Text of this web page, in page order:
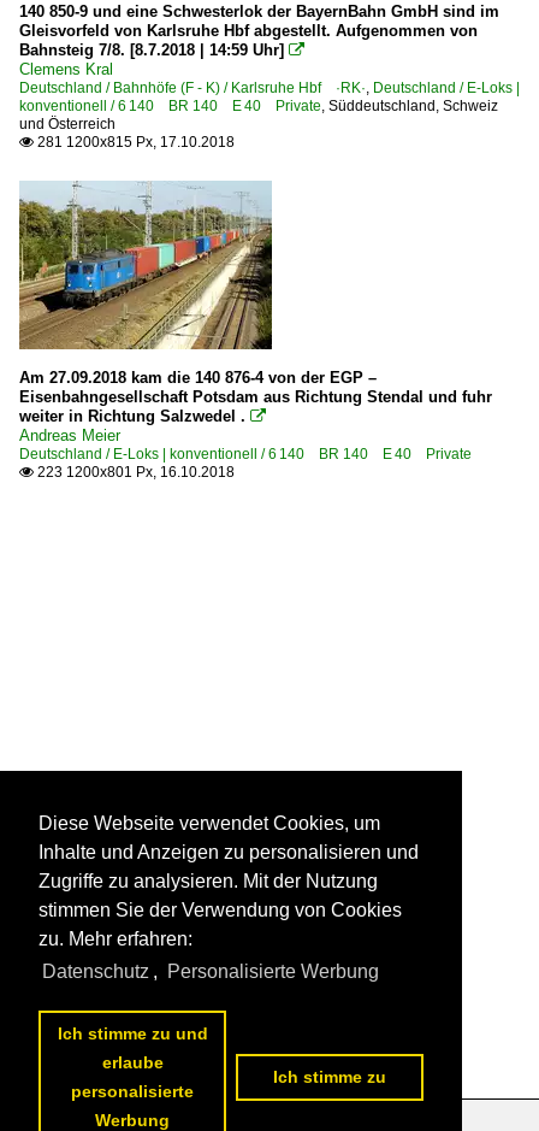
140 850-9 und eine Schwesterlok der BayernBahn GmbH sind im
Gleisvorfeld von Karlsruhe Hbf abgestellt. Aufgenommen von
Bahnsteig 7/8. [8.7.2018 | 14:59 Uhr] 
Clemens Kral
Deutschland / Bahnhöfe (F - K) / Karlsruhe Hbf ·RK· Deutschland / E-Loks |
konventionell / 6 140 BR 140 E 40 Private Süddeutschland, Schweiz
und Österreich
 281 1200x815 Px, 17.10.2018
Am 27.09.2018 kam die 140 876-4 von der EGP –
Eisenbahngesellschaft Potsdam aus Richtung Stendal und fuhr
weiter in Richtung Salzwedel . 
Andreas Meier
Deutschland / E-Loks | konventionell / 6 140 BR 140 E 40 Private
 223 1200x801 Px, 16.10.2018
Diese Webseite verwendet Cookies, um
Inhalte und Anzeigen zu personalisieren und
Zugriffe zu analysieren. Mit der Nutzung
stimmen Sie der Verwendung von Cookies
zu. Mehr erfahren:
Datenschutz , Personalisierte Werbung
Ich stimme zu und
erlaube
personalisierte
Werbung
Ich stimme zu